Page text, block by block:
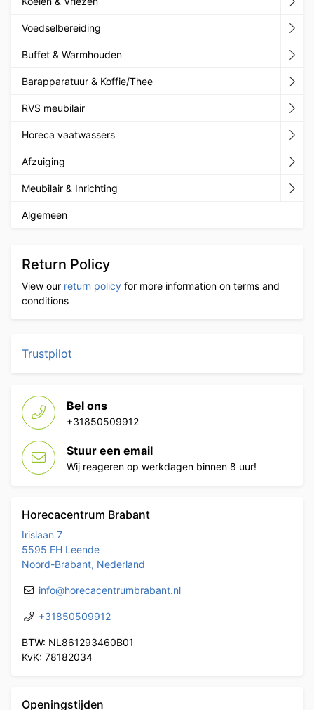
Voedselbereiding
Buffet & Warmhouden
Barapparatuur & Koffie/Thee
RVS meubilair
Horeca vaatwassers
Afzuiging
Meubilair & Inrichting
Algemeen
Return Policy
View our return policy for more information on terms and
conditions
Trustpilot
Bel ons
+31850509912
Stuur een email
Wij reageren op werkdagen binnen 8 uur!
Horecacentrum Brabant
Irislaan 7
5595 EH Leende
Noord-Brabant, Nederland
info@horecacentrumbrabant.nl
+31850509912
BTW: NL861293460B01
KvK: 78182034
Openingstijden